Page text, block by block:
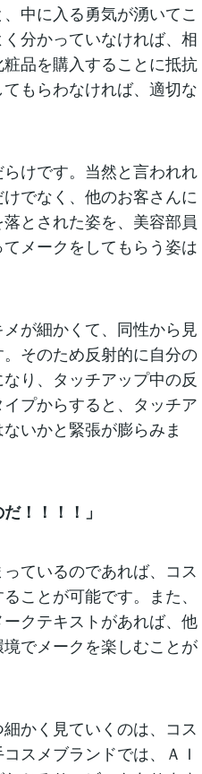
中に入る勇気が湧いてこ
分かっていなければ、相
品を購入することに抵抗
もらわなければ、適切な
けです。当然と言われれ
でなく、他のお客さんに
とされた姿を、美容部員
メークをしてもらう姿は
が細かくて、同性から見
そのため反射的に自分の
り、タッチアップ中の反
プからすると、タッチア
いかと緊張が膨らみま
！！！！」
ているのであれば、コス
ことが可能です。また、
クテキストがあれば、他
でメークを楽しむことが
かく見ていくのは、コス
スメブランドでは、ＡＩ